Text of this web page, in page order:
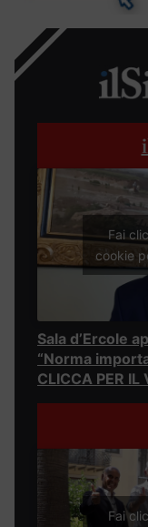
Fai
cookie
Sala d’Ercole
“Norma
CLICCA PER IL
Fai